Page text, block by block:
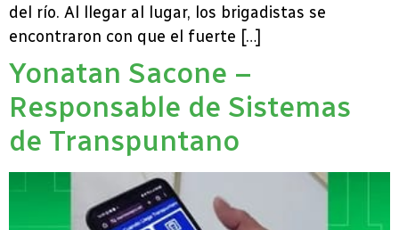
del río. Al llegar al lugar, los brigadistas se
encontraron con que el fuerte […]
Yonatan Sacone –
Responsable de Sistemas
de Transpuntano